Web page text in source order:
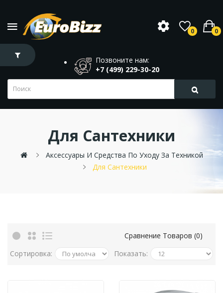
0 0
Позвоните нам:
+7 (499) 229-30-20
Для Сантехники
Аксессуары И Средства По Уходу За Техникой
Для Сантехники
Сравнение Товаров (0)
Сортировка:
Показать: